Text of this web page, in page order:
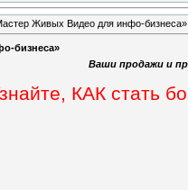
Живых Видео для инфо-бизнеса»
бизнеса»
Ваши продажи и
КАК стать